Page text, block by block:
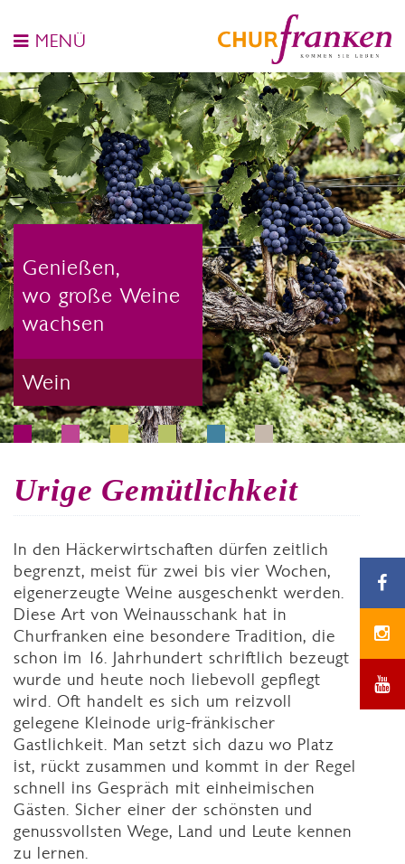
MENÜ
Genießen,
wo große Weine
wachsen
Wein
Urige Gemütlichkeit
In den Häckerwirtschaften dürfen zeitlich
begrenzt, meist für zwei bis vier Wochen,
eigenerzeugte Weine ausgeschenkt werden.
Diese Art von Weinausschank hat in
Churfranken eine besondere Tradition, die
schon im 16. Jahrhundert schriftlich bezeugt
wurde und heute noch liebevoll gepflegt
wird. Oft handelt es sich um reizvoll
gelegene Kleinode urig-fränkischer
Gastlichkeit. Man setzt sich dazu wo Platz
ist, rückt zusammen und kommt in der Regel
schnell ins Gespräch mit einheimischen
Gästen. Sicher einer der schönsten und
genussvollsten Wege, Land und Leute kennen
zu lernen.